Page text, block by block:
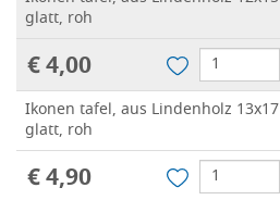
glatt, roh
€ 4,00
Ikonen tafel, aus Lindenholz 13x17
glatt, roh
€ 4,90